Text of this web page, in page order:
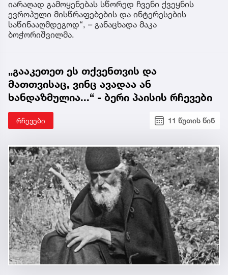
იარაღად გამოყენებას სწორედ ჩვენი ქვეყნის
ევროპული მისწრაფებების და ინტერესების
საწინააღმდეგოდ“, – განაცხადა მაკა
ბოჭორიშვილმა.
„გააკეთეთ ეს თქვენთვის და
მათთვისაც, ვინც ავადაა ან
ხანდაზმულია...“ - ბერი პაისის რჩევები
რჩევები 11 წუთის წინ